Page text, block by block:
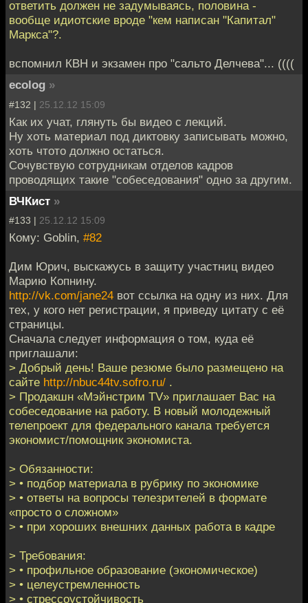
ответить должен не задумываясь, половина -
вообще идиотские вроде "кем написан "Капитал"
Маркса"?.
вспомнил КВН и экзамен про "сальто Делчева"... ((((
ecolog »
#132 | 25.12.12 15:09
Как их учат, глянуть бы видео с лекций.
Ну хоть материал под диктовку записывать можно,
хоть чтото должно остаться.
Сочувствую сотрудникам отделов кадров
проводящих такие "собеседования" одно за другим.
ВЧКист »
#133 | 25.12.12 15:09
Кому: Goblin, #82
Дим Юрич, выскажусь в защиту участниц видео
Марию Копнину.
http://vk.com/jane24 вот ссылка на одну из них. Для
тех, у кого нет регистрации, я приведу цитату с её
страницы.
Сначала следует информация о том, куда её
приглашали:
> Добрый день! Ваше резюме было размещено на
сайте http://nbuc44tv.sofro.ru/ .
> Продакшн «Мэйнстрим TV» приглашает Вас на
собеседование на работу. В новый молодежный
телепроект для федерального канала требуется
экономист/помощник экономиста.
> Обязанности:
> • подбор материала в рубрику по экономике
> • ответы на вопросы телезрителей в формате
«просто о сложном»
> • при хороших внешних данных работа в кадре
> Требования:
> • профильное образование (экономическое)
> • целеустремленность
> • стрессоустойчивость